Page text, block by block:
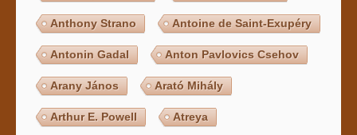
Anthony Strano Antoine de Saint-Exupéry
Antonin Gadal Anton Pavlovics Csehov
Arany János Arató Mihály
Arthur E. Powell Atreya